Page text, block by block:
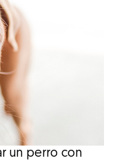
un perro con